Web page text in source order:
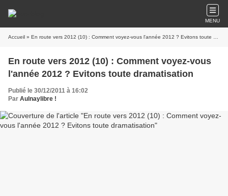
MENU
Accueil » En route vers 2012 (10) : Comment voyez-vous l'année 2012 ? Evitons toute dramatisation
En route vers 2012 (10) : Comment voyez-vous
l'année 2012 ? Evitons toute dramatisation
Publié le 30/12/2011 à 16:02
Par Aulnaylibre !